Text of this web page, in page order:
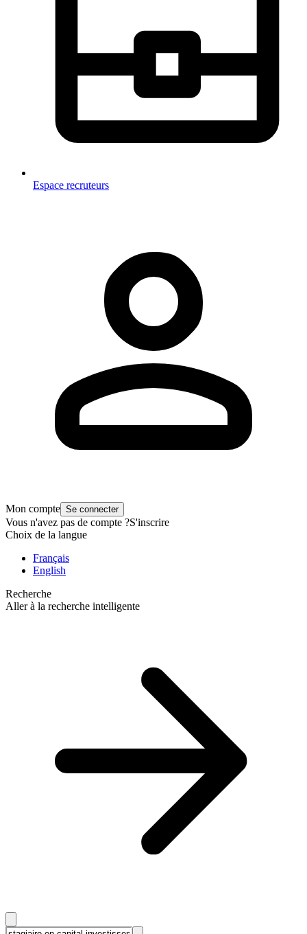
Espace recruteurs
Mon compte Se connecter
Vous n'avez pas de compte ?S'inscrire
Choix de la langue
Français
English
Recherche
Aller à la recherche intelligente